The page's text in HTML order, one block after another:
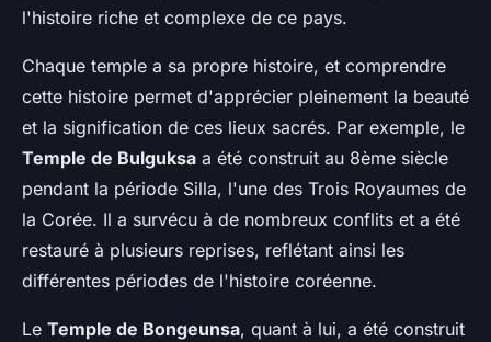
l'histoire riche et complexe de ce pays.
Chaque temple a sa propre histoire, et comprendre
cette histoire permet d'apprécier pleinement la beauté
et la signification de ces lieux sacrés. Par exemple, le
Temple de Bulguksa a été construit au 8ème siècle
pendant la période Silla, l'une des Trois Royaumes de
la Corée. Il a survécu à de nombreux conflits et a été
restauré à plusieurs reprises, reflétant ainsi les
différentes périodes de l'histoire coréenne.
Le Temple de Bongeunsa, quant à lui, a été construit